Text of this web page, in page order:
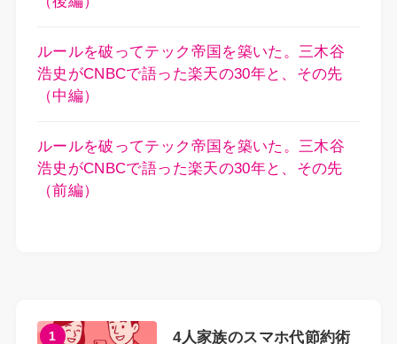
ルールを破ってテック帝国を築いた。三木谷
浩史がCNBCで語った楽天の30年と、その先
（中編）
ルールを破ってテック帝国を築いた。三木谷
浩史がCNBCで語った楽天の30年と、その先
（前編）
1
4人家族のスマホ代節約術